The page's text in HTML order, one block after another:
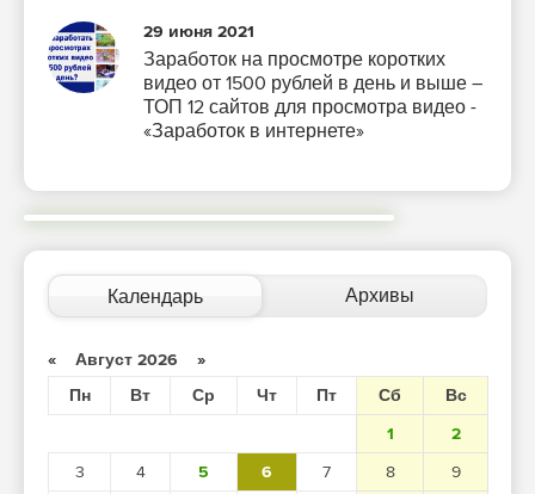
29 июня 2021
Заработок на просмотре коротких
видео от 1500 рублей в день и выше –
ТОП 12 сайтов для просмотра видео -
«Заработок в интернете»
Календарь Архивы
« Август 2026 »
Пн
Вт Ср Чт Пт Сб
Вс
1
2
3
4 5 6 7 8
9